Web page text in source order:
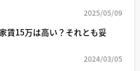
2025/05/09
賃15万は高い？それとも妥
2024/03/05